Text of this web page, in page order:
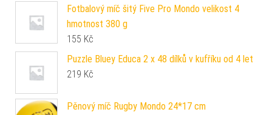
Fotbalový míč šitý Five Pro Mondo velikost 4
hmotnost 380 g
155 Kč
Puzzle Bluey Educa 2 x 48 dílků v kufříku od 4 let
219 Kč
Pěnový míč Rugby Mondo 24*17 cm